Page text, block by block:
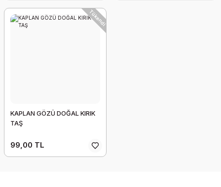
Tükendi
KAPLAN GÖZÜ DOĞAL KIRIK
TAŞ
99,00 TL